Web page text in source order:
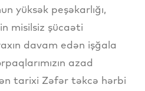
yüksək peşəkarlığı,
misilsiz şücaəti
davam edən işğala
azad
tarixi Zəfər təkcə hərbi